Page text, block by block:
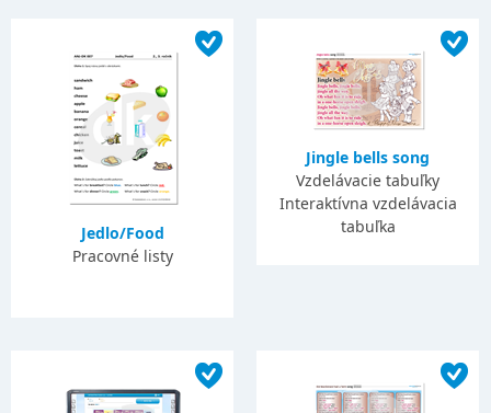
Jedlo/Food
Pracovné listy
Jingle bells song
Vzdelávacie tabuľky
Interaktívna vzdelávacia
tabuľka